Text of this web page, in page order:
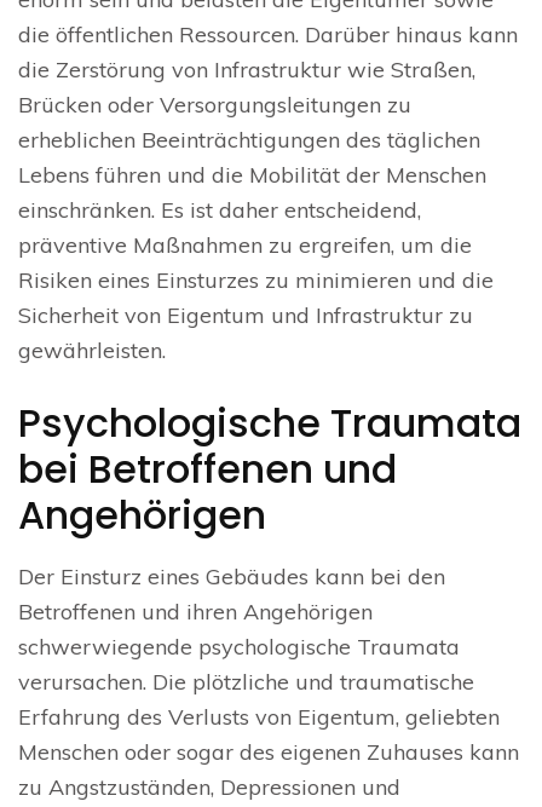
die öffentlichen Ressourcen. Darüber hinaus kann
die Zerstörung von Infrastruktur wie Straßen,
Brücken oder Versorgungsleitungen zu
erheblichen Beeinträchtigungen des täglichen
Lebens führen und die Mobilität der Menschen
einschränken. Es ist daher entscheidend,
präventive Maßnahmen zu ergreifen, um die
Risiken eines Einsturzes zu minimieren und die
Sicherheit von Eigentum und Infrastruktur zu
gewährleisten.
Psychologische Traumata
bei Betroffenen und
Angehörigen
Der Einsturz eines Gebäudes kann bei den
Betroffenen und ihren Angehörigen
schwerwiegende psychologische Traumata
verursachen. Die plötzliche und traumatische
Erfahrung des Verlusts von Eigentum, geliebten
Menschen oder sogar des eigenen Zuhauses kann
zu Angstzuständen, Depressionen und